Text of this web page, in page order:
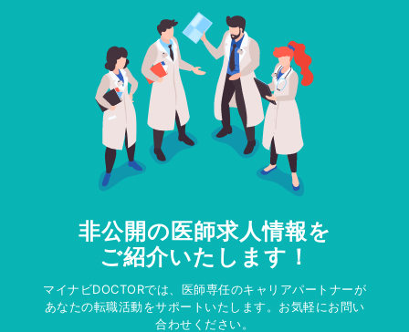
非公開の医師求人情報を
ご紹介いたします！
マイナビDOCTORでは、医師専任のキャリアパートナーが
あなたの転職活動をサポートいたします。お気軽にお問い
合わせください。